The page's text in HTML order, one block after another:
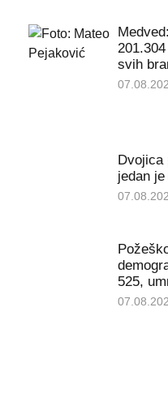
svih
jedan
525,